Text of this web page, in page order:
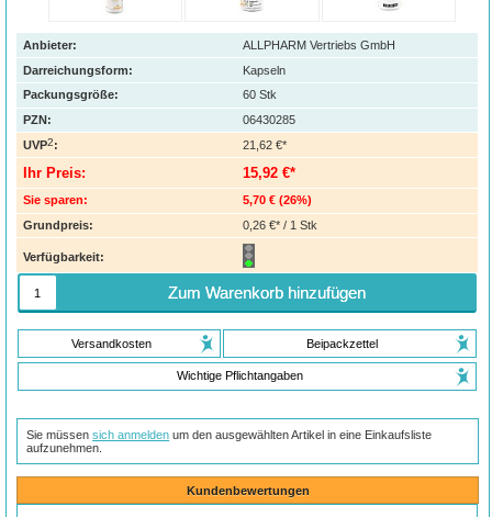
Anbieter:
ALLPHARM Vertriebs GmbH
Darreichungsform:
Kapseln
Packungsgröße:
60 Stk
PZN:
06430285
UVP2: 21,62 €*
Ihr Preis: 15,92 €*
Sie sparen: 5,70 € (26%)
Grundpreis:
0,26 €* / 1 Stk
Verfügbarkeit:
Zum Warenkorb hinzufügen
Versandkosten Beipackzettel
Wichtige Pflichtangaben
Sie müssensich anmelden um den ausgewählten Artikel in eine Einkaufsliste
aufzunehmen.
Kundenbewertungen